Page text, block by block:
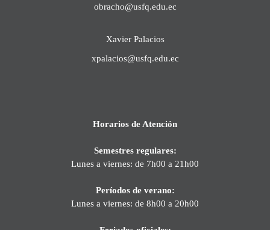
obracho@usfq.edu.ec
Xavier Palacios
xpalacios@usfq.edu.ec
Horarios de Atención
Semestres regulares:
Lunes a viernes: de 7h00 a 21h00
Períodos de verano:
Lunes a viernes: de 8h00 a 20h00